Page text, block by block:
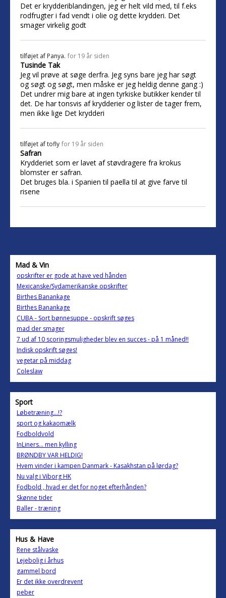
Det er krydderiblandingen, jeg er helt vild med, til f.eks
rodfrugter i fad vendt i olie og dette krydderi. Det
smager virkelig godt
tilføjet af Panya. for 19 år siden
Tusinde Tak
Jeg vil prøve at søge derfra. Jeg syns bare jeg har søgt
og søgt og søgt, men måske er jeg heldig denne gang :)
Det undrer mig bare at ingen tyrkiske butikker kender til
det. De har tonsvis af krydderier og lister de tager frem,
men ikke lige Det krydderi
tilføjet aftofly for 19 år siden
Safran
Krydderiet som er lavet af støvdragere fra krokus
blomster er safran.
Det bruges bla. i Spanien til paella til at give farve til
risene
Mad & Vin
opskrifter er gode at have ved hånden
Mexicanske/Sydamerikanske opskrifter
Birthes Banankage
Birthes Banankage
CUBA - Sort bønnesuppe - opskrift søges
mad der smager
7 ud af 10 scoringsmuligheder blev en succes - på 1 måned!!
Indisk opskrift søges!
vegetar på middag
Coleslaw
Sport
Løbetræning...!?
sport og kakaomælk
Fodboldvold
InLiners... men kylling
BRØNDBY VAR HELDIG!
Hvem vinder i kampen Danmark - Kasakhstan på lørdag?
Nu valg i Viborg HK
Fodbold , hvad er det for noget efterhånden?
Skønne tider
Baller - træning
Hus & Have
Rene stålvaske
Lejebolig i århus
gammel bord
Er det ikke overdrevent
peber